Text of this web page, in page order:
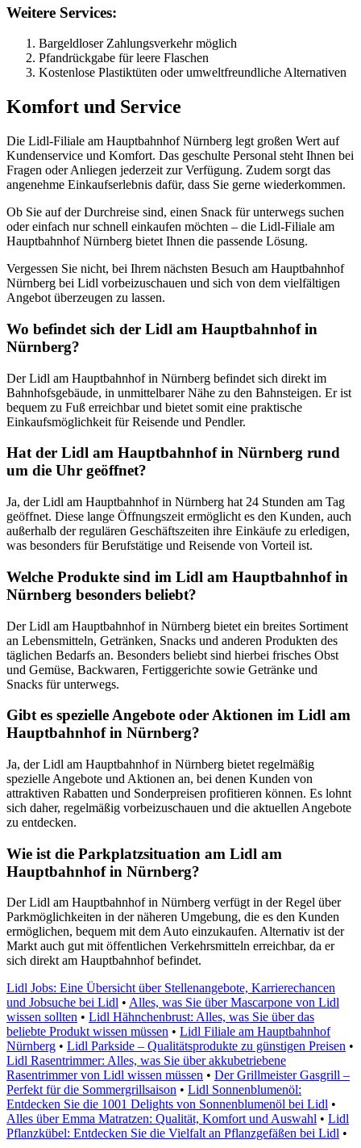
Weitere Services:
Bargeldloser Zahlungsverkehr möglich
Pfandrückgabe für leere Flaschen
Kostenlose Plastiktüten oder umweltfreundliche Alternativen
Komfort und Service
Die Lidl-Filiale am Hauptbahnhof Nürnberg legt großen Wert auf
Kundenservice und Komfort. Das geschulte Personal steht Ihnen bei
Fragen oder Anliegen jederzeit zur Verfügung. Zudem sorgt das
angenehme Einkaufserlebnis dafür, dass Sie gerne wiederkommen.
Ob Sie auf der Durchreise sind, einen Snack für unterwegs suchen
oder einfach nur schnell einkaufen möchten – die Lidl-Filiale am
Hauptbahnhof Nürnberg bietet Ihnen die passende Lösung.
Vergessen Sie nicht, bei Ihrem nächsten Besuch am Hauptbahnhof
Nürnberg bei Lidl vorbeizuschauen und sich von dem vielfältigen
Angebot überzeugen zu lassen.
Wo befindet sich der Lidl am Hauptbahnhof in
Nürnberg?
Der Lidl am Hauptbahnhof in Nürnberg befindet sich direkt im
Bahnhofsgebäude, in unmittelbarer Nähe zu den Bahnsteigen. Er ist
bequem zu Fuß erreichbar und bietet somit eine praktische
Einkaufsmöglichkeit für Reisende und Pendler.
Hat der Lidl am Hauptbahnhof in Nürnberg rund
um die Uhr geöffnet?
Ja, der Lidl am Hauptbahnhof in Nürnberg hat 24 Stunden am Tag
geöffnet. Diese lange Öffnungszeit ermöglicht es den Kunden, auch
außerhalb der regulären Geschäftszeiten ihre Einkäufe zu erledigen,
was besonders für Berufstätige und Reisende von Vorteil ist.
Welche Produkte sind im Lidl am Hauptbahnhof in
Nürnberg besonders beliebt?
Der Lidl am Hauptbahnhof in Nürnberg bietet ein breites Sortiment
an Lebensmitteln, Getränken, Snacks und anderen Produkten des
täglichen Bedarfs an. Besonders beliebt sind hierbei frisches Obst
und Gemüse, Backwaren, Fertiggerichte sowie Getränke und
Snacks für unterwegs.
Gibt es spezielle Angebote oder Aktionen im Lidl am
Hauptbahnhof in Nürnberg?
Ja, der Lidl am Hauptbahnhof in Nürnberg bietet regelmäßig
spezielle Angebote und Aktionen an, bei denen Kunden von
attraktiven Rabatten und Sonderpreisen profitieren können. Es lohnt
sich daher, regelmäßig vorbeizuschauen und die aktuellen Angebote
zu entdecken.
Wie ist die Parkplatzsituation am Lidl am
Hauptbahnhof in Nürnberg?
Der Lidl am Hauptbahnhof in Nürnberg verfügt in der Regel über
Parkmöglichkeiten in der näheren Umgebung, die es den Kunden
ermöglichen, bequem mit dem Auto einzukaufen. Alternativ ist der
Markt auch gut mit öffentlichen Verkehrsmitteln erreichbar, da er
sich direkt am Hauptbahnhof befindet.
Lidl Jobs: Eine Übersicht über Stellenangebote, Karrierechancen
und Jobsuche bei Lidl • Alles, was Sie über Mascarpone von Lidl
wissen sollten • Lidl Hähnchenbrust: Alles, was Sie über das
beliebte Produkt wissen müssen • Lidl Filiale am Hauptbahnhof
Nürnberg • Lidl Parkside – Qualitätsprodukte zu günstigen Preisen •
Lidl Rasentrimmer: Alles, was Sie über akkubetriebene
Rasentrimmer von Lidl wissen müssen • Der Grillmeister Gasgrill –
Perfekt für die Sommergrillsaison • Lidl Sonnenblumenöl:
Entdecken Sie die 1001 Delights von Sonnenblumenöl bei Lidl •
Alles über Emma Matratzen: Qualität, Komfort und Auswahl • Lidl
Pflanzkübel: Entdecken Sie die Vielfalt an Pflanzgefäßen bei Lidl •